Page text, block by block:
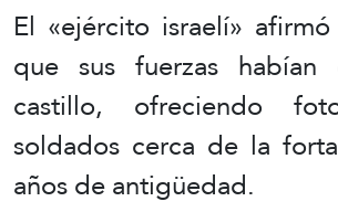
El «ejército israelí»
que sus fuerzas
castillo, ofreciendo
soldados cerca de la
años de antigüedad.